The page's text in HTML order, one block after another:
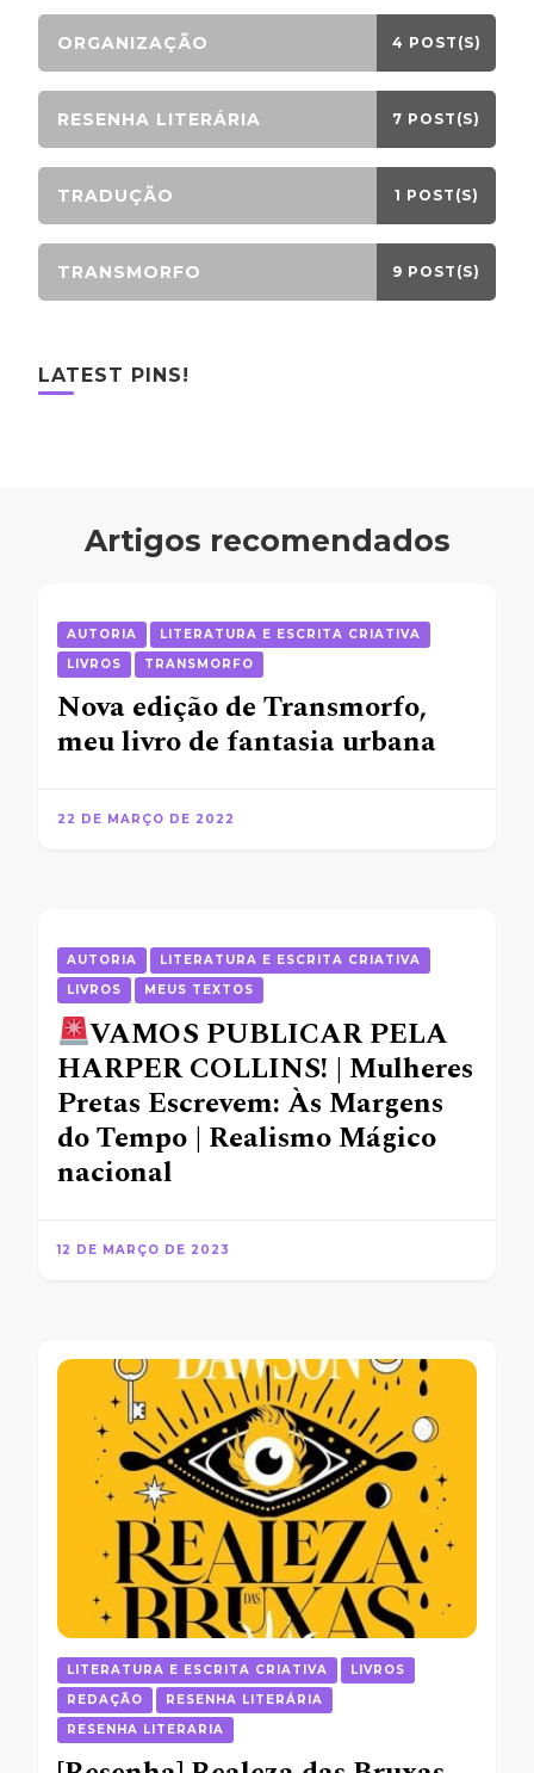
ORGANIZAÇÃO 4 POST(S)
RESENHA LITERÁRIA 7 POST(S)
TRADUÇÃO 1 POST(S)
TRANSMORFO 9 POST(S)
LATEST PINS!
Artigos recomendados
AUTORIA
LITERATURA E ESCRITA CRIATIVA
LIVROS
TRANSMORFO
Nova edição de Transmorfo,
meu livro de fantasia urbana
22 DE MARÇO DE 2022
AUTORIA
LITERATURA E ESCRITA CRIATIVA
LIVROS
MEUS TEXTOS
VAMOS PUBLICAR PELA
HARPER COLLINS! | Mulheres
Pretas Escrevem: Às Margens
do Tempo | Realismo Mágico
nacional
12 DE MARÇO DE 2023
LITERATURA E ESCRITA CRIATIVA
LIVROS
REDAÇÃO
RESENHA LITERÁRIA
RESENHA LITERARIA